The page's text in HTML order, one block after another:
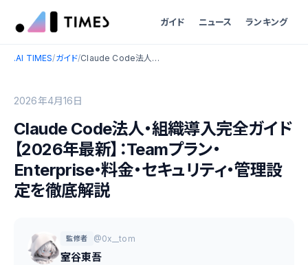
ガイド ニュース ランキング
.AI TIMES/ガイド/ Claude Code法人・組織導入完全ガイド【2026年最新】：Teamプラン・Enterprise・料金・セキュリティ・管理設定を徹底解説
2026年4月16日
Claude Code法人・組織導入完全ガイド
【2026年最新】：Teamプラン・
Enterprise・料金・セキュリティ・管理設
定を徹底解説
監修者 @0x__tom
室谷東吾